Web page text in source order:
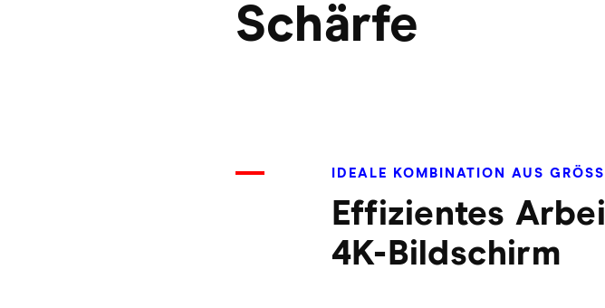
Schärfe
IDEALE KOMBINATION AUS
Effizientes
4K-Bildschirm